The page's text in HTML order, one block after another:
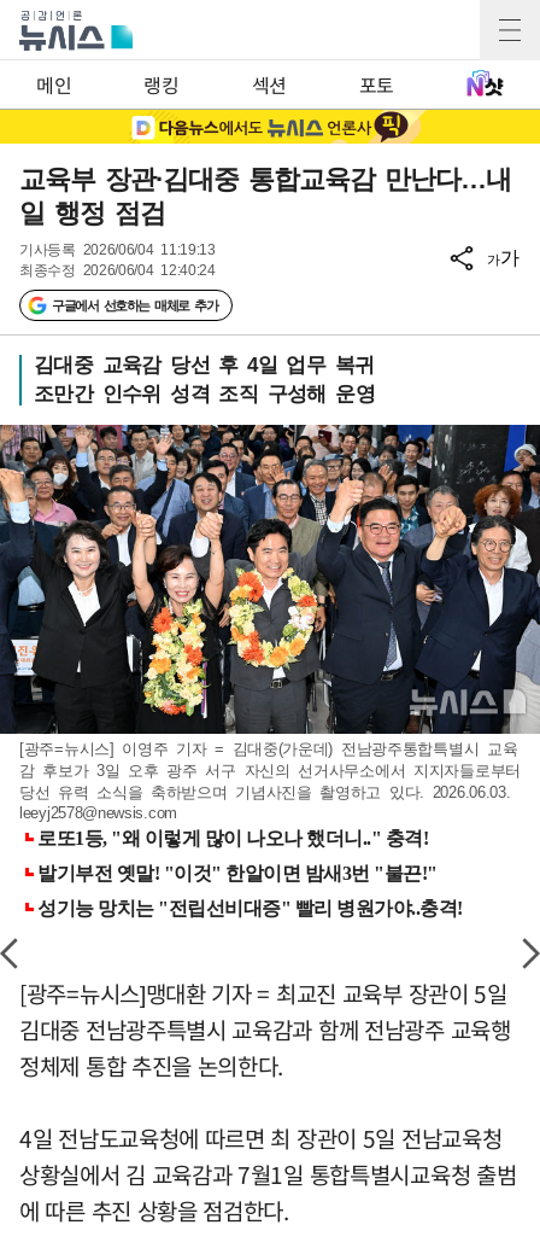
메인 랭킹 섹션 포토
교육부 장관·김대중 통합교육감 만난다…내
일 행정 점검
기사등록 2026/06/04 11:19:13
최종수정 2026/06/04 12:40:24
구글에서 선호하는 매체로 추가
가가
김대중 교육감 당선 후 4일 업무 복귀
조만간 인수위 성격 조직 구성해 운영
[광주=뉴시스] 이영주 기자 = 김대중(가운데) 전남광주통합특별시 교육
감 후보가 3일 오후 광주 서구 자신의 선거사무소에서 지지자들로부터
당선 유력 소식을 축하받으며 기념사진을 촬영하고 있다. 2026.06.03.
leeyj2578@newsis.com
[광주=뉴시스]맹대환 기자 = 최교진 교육부 장관이 5일
김대중 전남광주특별시 교육감과 함께 전남광주 교육행
정체제 통합 추진을 논의한다.
4일 전남도교육청에 따르면 최 장관이 5일 전남교육청
상황실에서 김 교육감과 7월1일 통합특별시교육청 출범
에 따른 추진 상황을 점검한다.